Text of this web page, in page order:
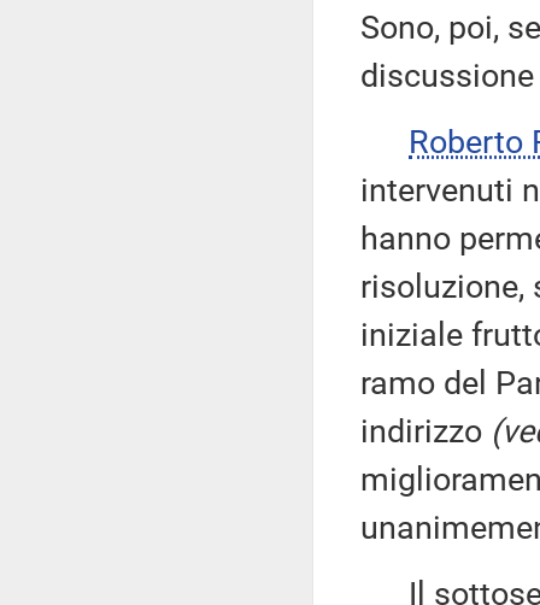
Sono, poi,
Roberto
intervenuti
hanno
risoluzione,
iniziale
ramo del
indirizzo
Il